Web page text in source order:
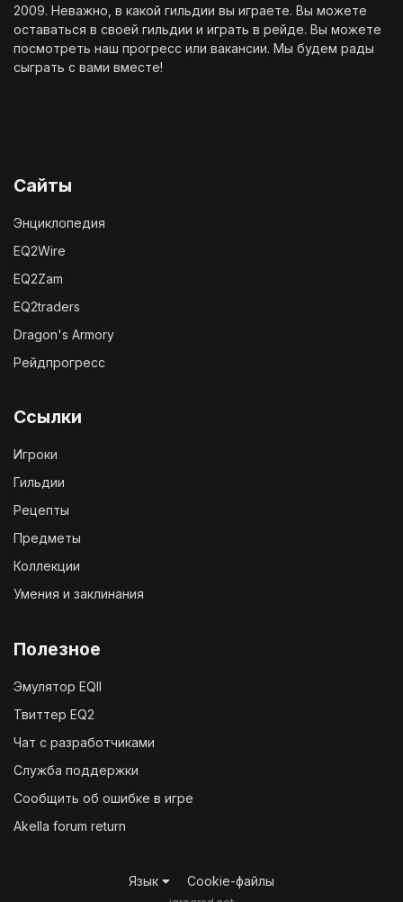
2009. Неважно, в какой гильдии вы играете. Вы можете
оставаться в своей гильдии и играть в рейде. Вы можете
посмотреть наш прогресс или вакансии. Мы будем рады
сыграть с вами вместе!
Сайты
Энциклопедия
EQ2Wire
EQ2Zam
EQ2traders
Dragon's Armory
Рейдпрогресс
Ссылки
Игроки
Гильдии
Рецепты
Предметы
Коллекции
Умения и заклинания
Полезное
Эмулятор EQII
Твиттер EQ2
Чат с разработчиками
Служба поддержки
Сообщить об ошибке в игре
Akella forum return
Язык Cookie-файлы